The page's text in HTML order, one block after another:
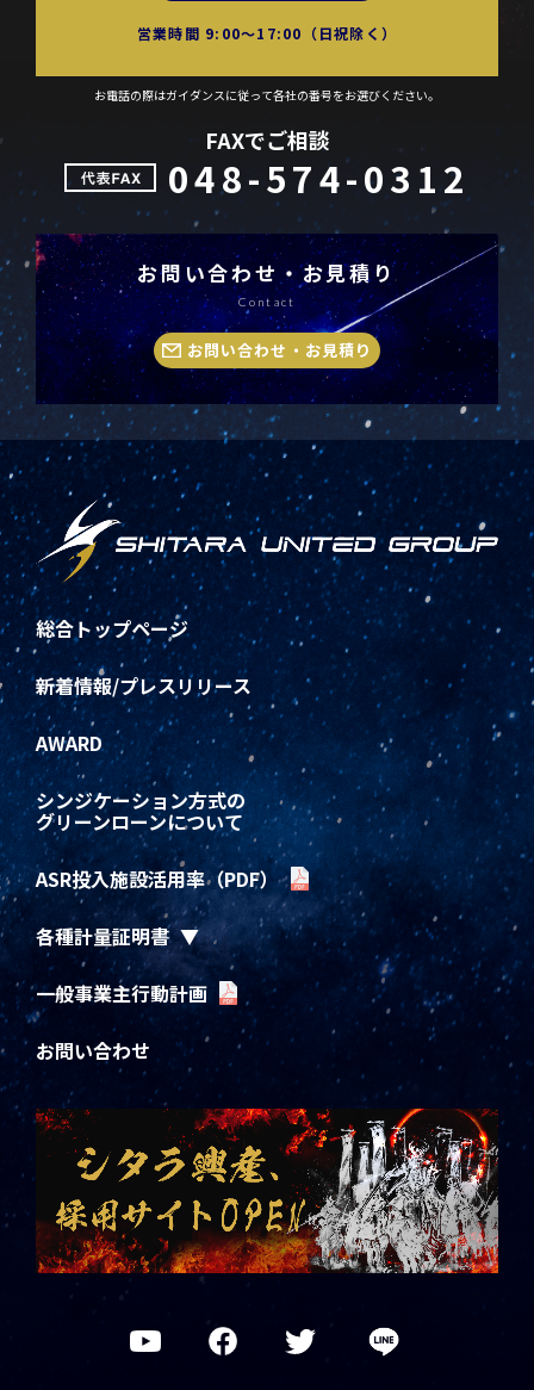
営業時間 9:00〜17:00（日祝除く）
お電話の際はガイダンスに従って各社の番号をお選びください。
FAXでご相談
048-574-0312
お問い合わせ・お見積り
Contact
お問い合わせ・お見積り
総合トップページ
新着情報/プレスリリース
AWARD
シンジケーション方式の
グリーンローンについて
ASR投入施設活用率（PDF）
各種計量証明書
一般事業主行動計画
お問い合わせ